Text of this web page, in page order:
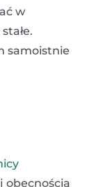
w
samoistnie
obecnością